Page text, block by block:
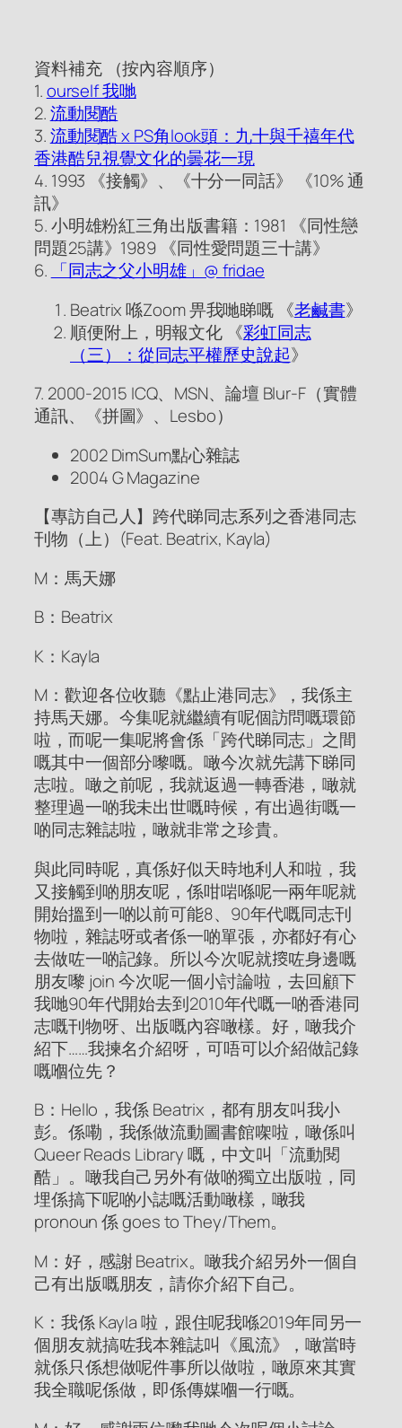
資料補充 （按內容順序）
1.ourself 我哋
2.流動閱酷
3.流動閱酷 x PS角look頭：九十與千禧年代
香港酷兒視覺文化的曇花一現
4. 1993 《接觸》、《十分一同話》 《10% 通
訊》
5. 小明雄粉紅三角出版書籍：1981 《同性戀
問題25講》1989 《同性愛問題三十講》
6.
「同志之父小明雄」@ fridae
Beatrix 喺Zoom 畀我哋睇嘅 《老鹹書》
順便附上，明報文化 《彩虹同志
（三）：從同志平權歷史說起》
7. 2000-2015 ICQ、MSN、論壇 Blur-F（實體
通訊、《拼圖》、Lesbo）
2002 DimSum點心雜誌
2004 G Magazine
【專訪自己人】跨代睇同志系列之香港同志
刊物（上）(Feat. Beatrix, Kayla)
M：馬天娜
B：Beatrix
K：Kayla
M：歡迎各位收聽《點止港同志》，我係主
持馬天娜。今集呢就繼續有呢個訪問嘅環節
啦，而呢一集呢將會係「跨代睇同志」之間
嘅其中一個部分嚟嘅。噉今次就先講下睇同
志啦。噉之前呢，我就返過一轉香港，噉就
整理過一啲我未出世嘅時候，有出過街嘅一
啲同志雜誌啦，噉就非常之珍貴。
與此同時呢，真係好似天時地利人和啦，我
又接觸到啲朋友呢，係咁啱喺呢一兩年呢就
開始搵到一啲以前可能8、90年代嘅同志刊
物啦，雜誌呀或者係一啲單張，亦都好有心
去做咗一啲記錄。所以今次呢就𢲷咗身邊嘅
朋友嚟 join 今次呢一個小討論啦，去回顧下
我哋90年代開始去到2010年代嘅一啲香港同
志嘅刊物呀、出版嘅內容噉樣。好，噉我介
紹下……我揀名介紹呀，可唔可以介紹做記錄
嘅嗰位先？
B：Hello，我係 Beatrix，都有朋友叫我小
彭。係嘞，我係做流動圖書館㗎啦，噉係叫
Queer Reads Library 嘅，中文叫「流動閱
酷」。噉我自己另外有做啲獨立出版啦，同
埋係搞下呢啲小誌嘅活動噉樣，噉我
pronoun 係 goes to They/Them。
M：好，感謝 Beatrix。噉我介紹另外一個自
己有出版嘅朋友，請你介紹下自己。
K：我係 Kayla 啦，跟住呢我喺2019年同另一
個朋友就搞咗我本雜誌叫《風流》，噉當時
就係只係想做呢件事所以做啦，噉原來其實
我全職呢係做，即係傳媒嗰一行嘅。